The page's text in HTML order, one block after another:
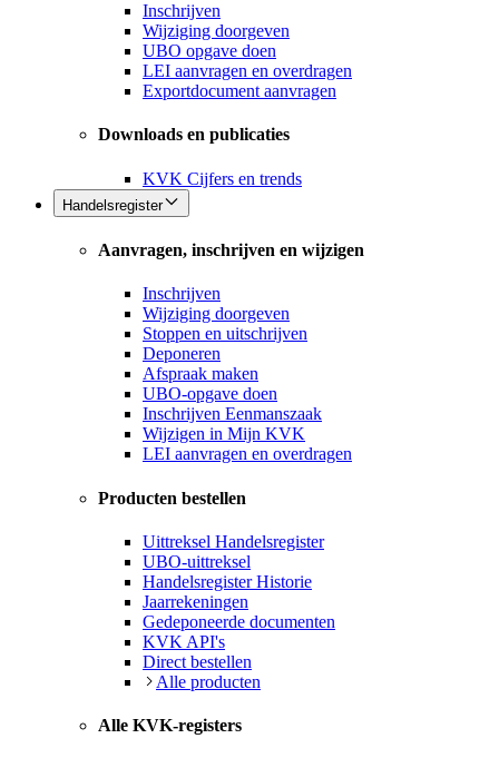
Inschrijven
Wijziging doorgeven
UBO opgave doen
LEI aanvragen en overdragen
Exportdocument aanvragen
Downloads en publicaties
KVK Cijfers en trends
Handelsregister
Aanvragen, inschrijven en wijzigen
Inschrijven
Wijziging doorgeven
Stoppen en uitschrijven
Deponeren
Afspraak maken
UBO-opgave doen
Inschrijven Eenmanszaak
Wijzigen in Mijn KVK
LEI aanvragen en overdragen
Producten bestellen
Uittreksel Handelsregister
UBO-uittreksel
Handelsregister Historie
Jaarrekeningen
Gedeponeerde documenten
KVK API's
Direct bestellen
Alle producten
Alle KVK-registers